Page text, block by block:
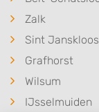
Zalk
Sint
Grafhorst
Wilsum
IJsselmuiden